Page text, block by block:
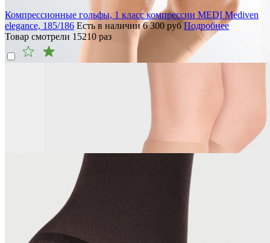
Компрессионные гольфы, 1 класс компрессии MEDI Mediven
elegance, 185/186 Есть в наличии 6 300 руб Подробнее
Товар смотрели 15210 раз